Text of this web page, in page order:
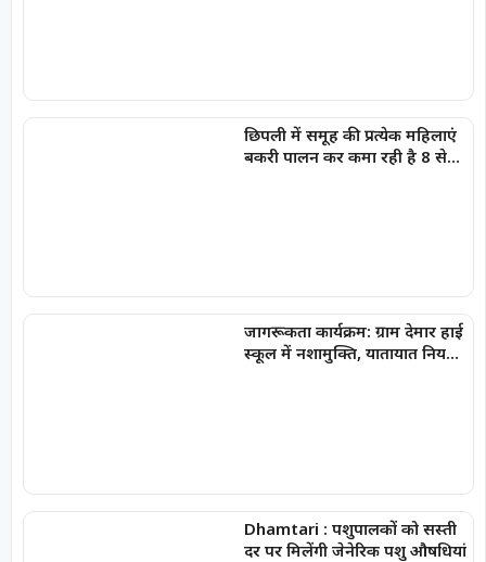
छिपली में समूह की प्रत्येक महिलाएं
बकरी पालन कर कमा रही है 8 से
जागरूकता कार्यक्रम: ग्राम देमार हाई
स्कूल में नशामुक्ति, यातायात नियमों
Dhamtari : पशुपालकों को सस्ती
दर पर मिलेंगी जेनेरिक पशु औषधियां